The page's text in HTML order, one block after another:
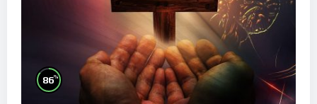
86%